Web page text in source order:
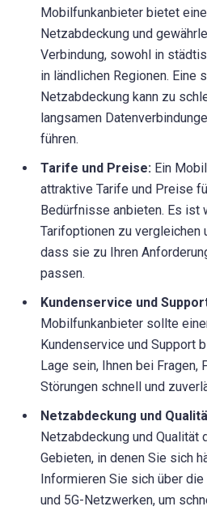
Mobilfunkanbieter bietet
Netzabdeckung und
Verbindung, sowohl in
in ländlichen Regionen. Eine
Netzabdeckung kann zu
langsamen
führen.
Tarife und Preise: Ein
attraktive Tarife und Preise
Bedürfnisse anbieten. Es ist
Tarifoptionen zu vergleichen
dass sie zu Ihren
passen.
Kundenservice und
Mobilfunkanbieter sollte
Kundenservice und Support
Lage sein, Ihnen bei Fragen,
Störungen schnell und
Netzabdeckung und
Netzabdeckung und Qualität
Gebieten, in denen Sie sich
Informieren Sie sich über
und 5G-Netzwerken, um